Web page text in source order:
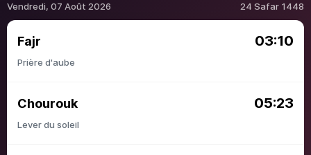
Vendredi, 07 Août 2026 24 Safar 1448
Fajr 03:10
Prière d'aube
Chourouk 05:23
Lever du soleil